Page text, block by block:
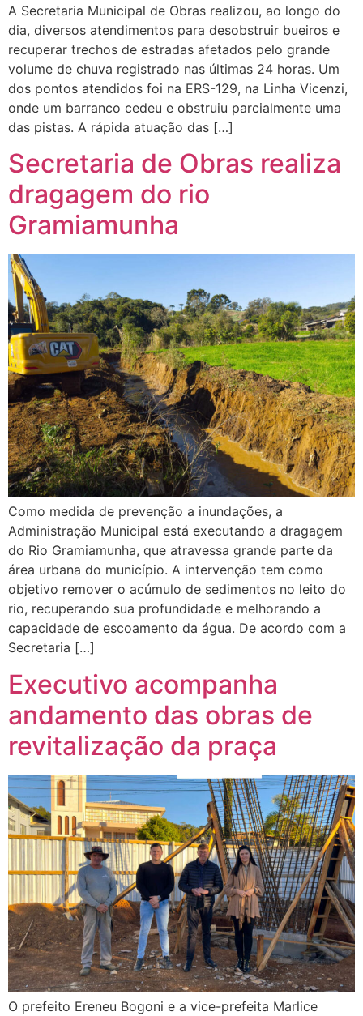
A Secretaria Municipal de Obras realizou, ao longo do
dia, diversos atendimentos para desobstruir bueiros e
recuperar trechos de estradas afetados pelo grande
volume de chuva registrado nas últimas 24 horas. Um
dos pontos atendidos foi na ERS-129, na Linha Vicenzi,
onde um barranco cedeu e obstruiu parcialmente uma
das pistas. A rápida atuação das […]
Secretaria de Obras realiza
dragagem do rio
Gramiamunha
Como medida de prevenção a inundações, a
Administração Municipal está executando a dragagem
do Rio Gramiamunha, que atravessa grande parte da
área urbana do município. A intervenção tem como
objetivo remover o acúmulo de sedimentos no leito do
rio, recuperando sua profundidade e melhorando a
capacidade de escoamento da água. De acordo com a
Secretaria […]
Executivo acompanha
andamento das obras de
revitalização da praça
O prefeito Ereneu Bogoni e a vice-prefeita Marlice